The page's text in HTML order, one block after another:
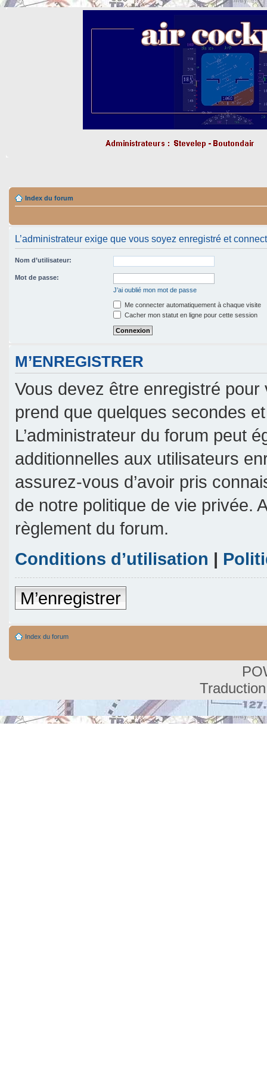
Index du forum
L’administrateur exige que vous soyez enregistré et
Nom d’utilisateur:
Mot de passe:
J’ai oublié mon mot de passe
Me connecter automatiquement à chaque visite
Cacher mon statut en ligne pour cette session
M’ENREGISTRER
Vous devez être enregistré pour
prend que quelques secondes
L’administrateur du forum peut
additionnelles aux utilisateurs
assurez-vous d’avoir pris
de notre politique de vie privée.
règlement du forum.
Conditions d’utilisation |
M’enregistrer
Index du forum